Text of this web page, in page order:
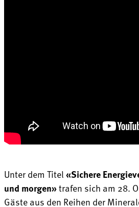
Unter dem Titel«Sichere
und morgen»trafen sich am 28.
Gäste aus den Reihen der